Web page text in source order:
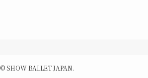
©SHOW BALLET JAPAN.